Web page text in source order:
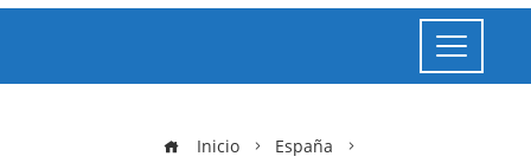
Inicio
España